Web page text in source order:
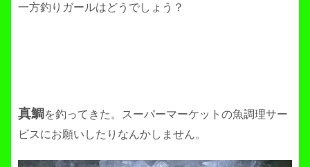
一方釣りガールはどうでしょう？
真鯛 を釣ってきた。スーパーマーケットの魚調理サー
ビスにお願いしたりなんかしません。